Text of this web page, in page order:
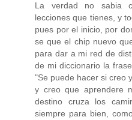
La verdad no sabia
lecciones que tienes, y
pues por el inicio, por
se que el chip nuevo
para dar a mi red de
de mi diccionario la
"Se puede hacer si creo
y creo que aprendere
destino cruza los
siempre para bien,